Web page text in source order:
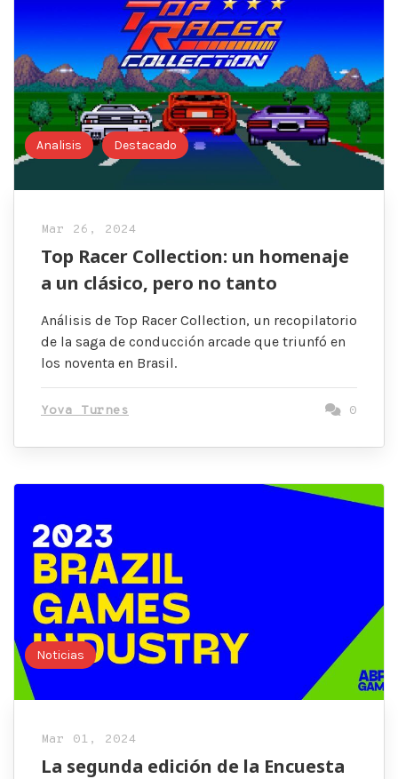
Analisis Destacado
Mar 26, 2024
Top Racer Collection: un homenaje
a un clásico, pero no tanto
Análisis de Top Racer Collection, un recopilatorio
de la saga de conducción arcade que triunfó en
los noventa en Brasil.
Yova Turnes 0
Noticias
Mar 01, 2024
La segunda edición de la Encuesta